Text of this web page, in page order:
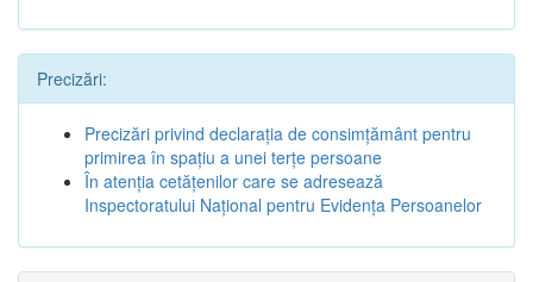
Precizări:
Precizări privind declaraţia de consimţământ pentru
primirea în spaţiu a unei terţe persoane
În atenţia cetăţenilor care se adresează
Inspectoratului Naţional pentru Evidenţa Persoanelor